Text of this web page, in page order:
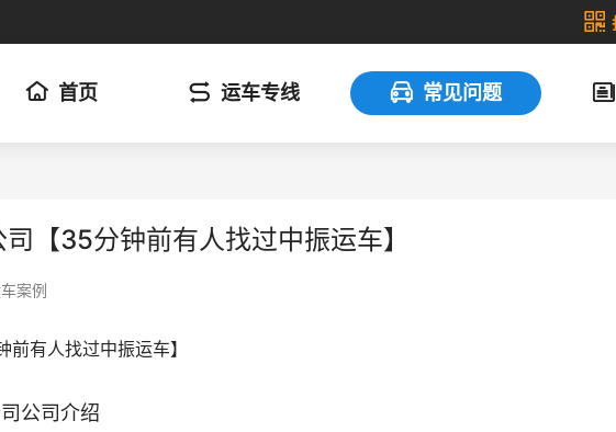
首页 运车专线 常见问题
【35分钟前有人找过中振运车】
案例
有人找过中振运车】
公司介绍